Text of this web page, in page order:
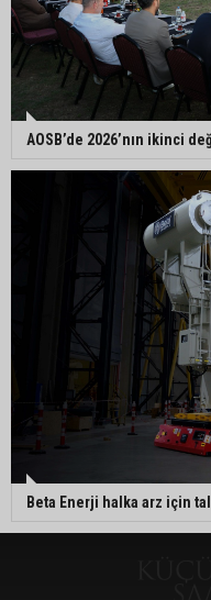
AOSB’de 2026’nın ikinci
Beta Enerji halka arz için